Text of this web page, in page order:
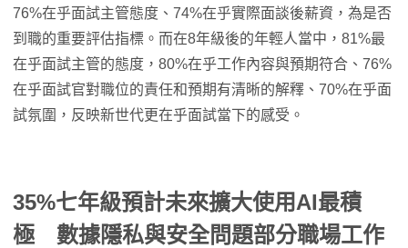
76%在乎面試主管態度、74%在乎實際面談後薪資，為是否
到職的重要評估指標。而在8年級後的年輕人當中，81%最
在乎面試主管的態度，80%在乎工作內容與預期符合、76%
在乎面試官對職位的責任和預期有清晰的解釋、70%在乎面
試氛圍，反映新世代更在乎面試當下的感受。
35%七年級預計未來擴大使用AI最積
極 數據隱私與安全問題部分職場工作